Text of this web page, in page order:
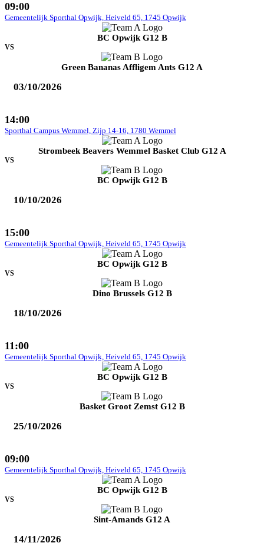
09:00
Gemeentelijk Sporthal Opwijk, Heiveld 65, 1745 Opwijk
BC Opwijk G12 B
VS
Green Bananas Affligem Ants G12 A
03/10/2026
14:00
Sporthal Campus Wemmel, Zijp 14-16, 1780 Wemmel
Strombeek Beavers Wemmel Basket Club G12 A
VS
BC Opwijk G12 B
10/10/2026
15:00
Gemeentelijk Sporthal Opwijk, Heiveld 65, 1745 Opwijk
BC Opwijk G12 B
VS
Dino Brussels G12 B
18/10/2026
11:00
Gemeentelijk Sporthal Opwijk, Heiveld 65, 1745 Opwijk
BC Opwijk G12 B
VS
Basket Groot Zemst G12 B
25/10/2026
09:00
Gemeentelijk Sporthal Opwijk, Heiveld 65, 1745 Opwijk
BC Opwijk G12 B
VS
Sint-Amands G12 A
14/11/2026